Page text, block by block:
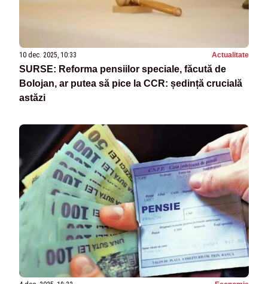
10 dec. 2025, 10:33 Actualitate
SURSE: Reforma pensiilor speciale, făcută de
Bolojan, ar putea să pice la CCR: ședință crucială
astăzi